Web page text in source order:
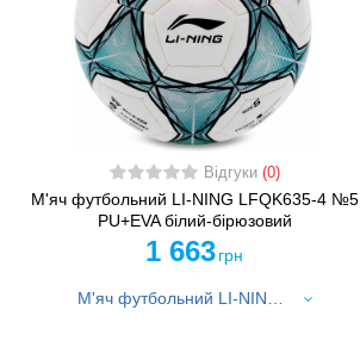
Відгуки (0)
М'яч футбольний LI-NING LFQK635-4 №5
PU+EVA білий-бірюзовий
1 663 грн